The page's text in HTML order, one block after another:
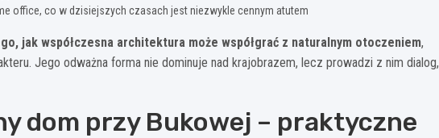
office, co w dzisiejszych czasach jest niezwykle cennym atutem
jak współczesna architektura może współgrać z naturalnym otoczeniem,
Jego odważna forma nie dominuje nad krajobrazem, lecz prowadzi z nim dialog,
dom przy Bukowej – praktyczne